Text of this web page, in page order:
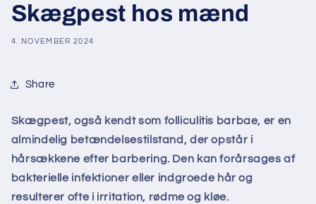
Skægpest hos mænd
4. NOVEMBER 2024
Share
Skægpest, også kendt som folliculitis barbae, er en
almindelig betændelsestilstand, der opstår i
hårsækkene efter barbering. Den kan forårsages af
bakterielle infektioner eller indgroede hår og
resulterer ofte i irritation, rødme og kløe.